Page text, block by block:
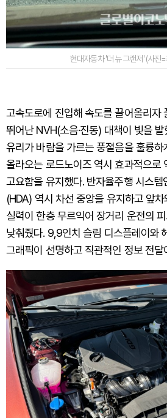
현대자동차 '더 뉴 그랜저' (사진
고속도로에 진입해 속도를 끌어올리자
뛰어난 NVH(소음·진동) 대책이 빛을
유리가 바람을 가르는 풍절음을 훌륭하
올라오는 로드노이즈 역시 효과적으로
고요함을 유지했다. 반자율주행 시스
(HDA) 역시 차선 중앙을 유지하고 앞
실력이 한층 무르익어 장거리 운전의
낮춰줬다. 9,9인치 슬림 디스플레이와
그래픽이 선명하고 직관적인 정보 전달